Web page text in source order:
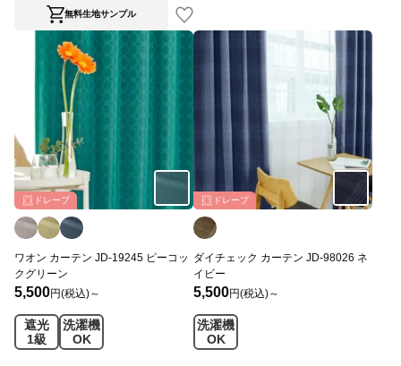
無料生地サンプル
ドレープ
ワオン カーテン JD-19245 ピーコッ
クグリーン
5,500円(税込)～
遮光
1級
洗濯機
OK
ドレープ
ダイチェック カーテン JD-98026 ネ
イビー
5,500円(税込)～
洗濯機
OK